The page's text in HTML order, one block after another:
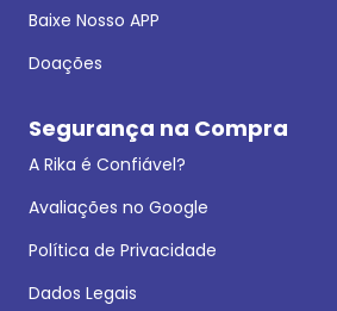
Baixe Nosso APP
Doações
Segurança na Compra
A Rika é Confiável?
Avaliações no Google
Política de Privacidade
Dados Legais